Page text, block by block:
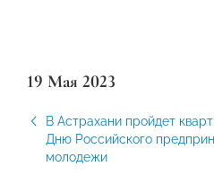
19 Мая 2023
В Астрахани пройдет
Дню Российского
молодежи